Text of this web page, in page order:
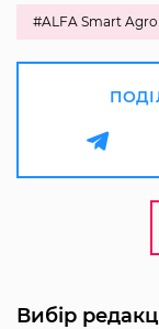
#ALFA Smart Agro
Вибір